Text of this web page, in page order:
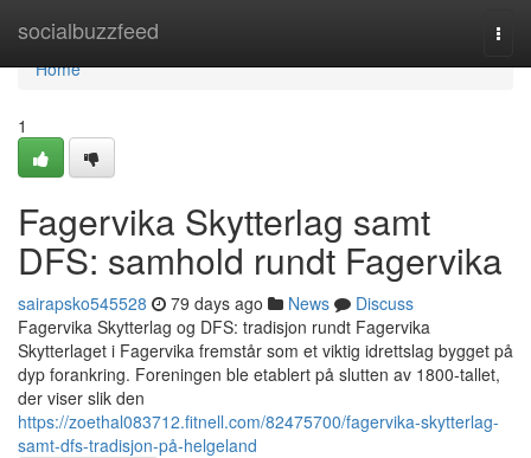
socialbuzzfeed
Home
Home
1
Fagervika Skytterlag samt
DFS: samhold rundt Fagervika
sairapsko545528 79 days ago News
Discuss
Fagervika Skytterlag og DFS: tradisjon rundt Fagervika
Skytterlaget i Fagervika fremstår som et viktig idrettslag bygget på
dyp forankring. Foreningen ble etablert på slutten av 1800-tallet,
der viser slik den
https://zoethal083712.fitnell.com/82475700/fagervika-skytterlag-
samt-dfs-tradisjon-på-helgeland